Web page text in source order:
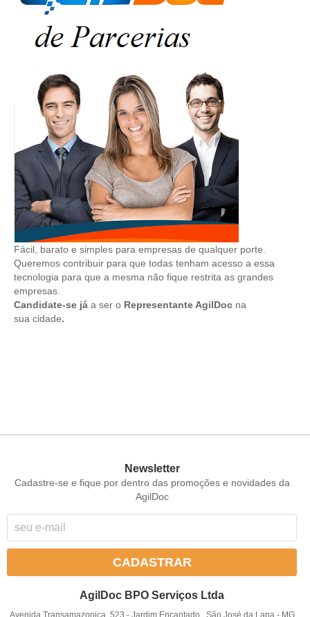
Fácil, barato e simples para empresas de qualquer porte.
Queremos contribuir para que todas tenham acesso a essa
tecnologia para que a mesma não fique restrita as grandes
empresas.
Candidate-se já a ser o Representante AgilDoc na
sua cidade.
Newsletter
Cadastre-se e fique por dentro das promoções e novidades da
AgilDoc
CADASTRAR
AgilDoc BPO Serviços Ltda
Avenida Transamazonica, 523 - Jardim Encantado , São José da Lapa - MG